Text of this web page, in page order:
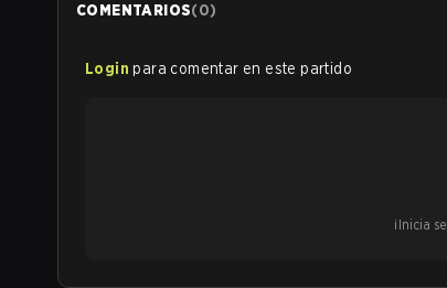
COMENTARIOS(0)
Login para comentar en este partido
¡Inicia